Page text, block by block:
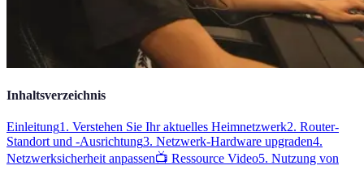
Inhaltsverzeichnis
Einleitung1. Verstehen Sie Ihr aktuelles Heimnetzwerk2. Router-
Standort und -Ausrichtung3. Netzwerk-Hardware upgraden4.
Netzwerksicherheit anpassen📺 Ressource Video5. Nutzung von